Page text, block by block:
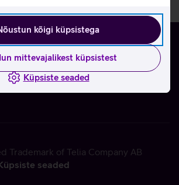
kõigi küpsistega
mittevajalikest küpsistest
Küpsiste seaded
Trademark of Telia Company AB
seaded